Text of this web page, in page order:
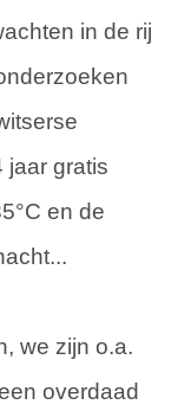
in de rij
jaar gratis
en de
we zijn o.a.
overdaad